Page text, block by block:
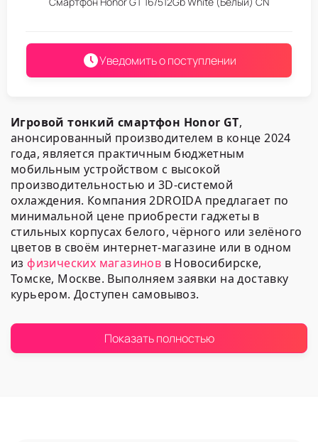
Уведомить о поступлении
Игровой тонкий смартфон Honor GT,
анонсированный производителем в конце 2024
года, является практичным бюджетным
мобильным устройством с высокой
производительностью и 3D-системой
охлаждения. Компания 2DROIDA предлагает по
минимальной цене приобрести гаджеты в
стильных корпусах белого, чёрного или зелёного
цветов в своём интернет-магазине или в одном
изфизических магазинов в Новосибирске,
Томске, Москве. Выполняем заявки на доставку
курьером. Доступен самовывоз.
Наш ассортимент
Показать полностью